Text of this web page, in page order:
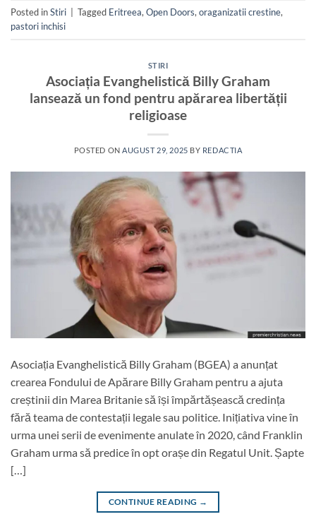
Posted inStiri Tagged Eritreea, Open Doors, oraganizatii crestine,
pastori inchisi
STIRI
Asociația Evanghelistică Billy Graham
lansează un fond pentru apărarea libertății
religioase
POSTED ONAUGUST 29, 2025 BY REDACTIA
Asociația Evanghelistică Billy Graham (BGEA) a anunțat
crearea Fondului de Apărare Billy Graham pentru a ajuta
creștinii din Marea Britanie să își împărtășească credința
fără teama de contestații legale sau politice. Inițiativa vine în
urma unei serii de evenimente anulate în 2020, când Franklin
Graham urma să predice în opt orașe din Regatul Unit. Șapte
[…]
CONTINUE READING →